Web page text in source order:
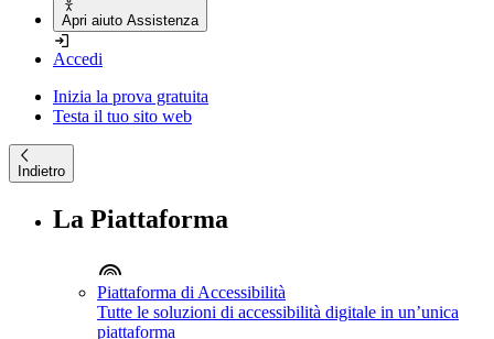
Apri aiuto Assistenza
Accedi
Inizia la prova gratuita
Testa il tuo sito web
Indietro
La Piattaforma
Piattaforma di Accessibilità
Tutte le soluzioni di accessibilità digitale in un’unica
piattaforma